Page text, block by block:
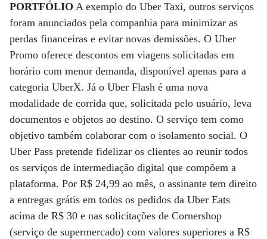
PORTFÓLIO A exemplo do Uber Taxi, outros serviços
foram anunciados pela companhia para minimizar as
perdas financeiras e evitar novas demissões. O Uber
Promo oferece descontos em viagens solicitadas em
horário com menor demanda, disponível apenas para a
categoria UberX. Já o Uber Flash é uma nova
modalidade de corrida que, solicitada pelo usuário, leva
documentos e objetos ao destino. O serviço tem como
objetivo também colaborar com o isolamento social. O
Uber Pass pretende fidelizar os clientes ao reunir todos
os serviços de intermediação digital que compõem a
plataforma. Por R$ 24,99 ao mês, o assinante tem direito
a entregas grátis em todos os pedidos da Uber Eats
acima de R$ 30 e nas solicitações de Cornershop
(serviço de supermercado) com valores superiores a R$